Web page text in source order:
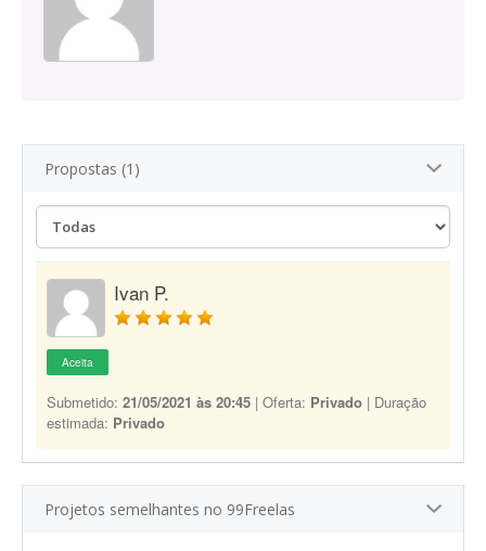
Propostas (1)
Ivan P.
Aceita
Submetido: 21/05/2021 às 20:45 | Oferta: Privado | Duração
estimada: Privado
Projetos semelhantes no 99Freelas